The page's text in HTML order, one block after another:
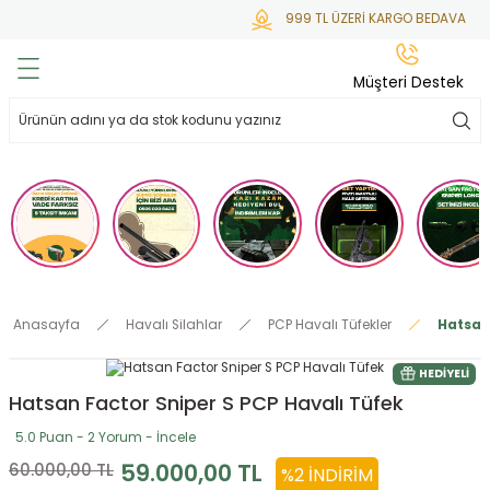
999 TL ÜZERİ KARGO BEDAVA
Anasayfa Havalı Silahlar PCP Havalı Tüfekler
HEDIYELI
Hatsan Factor Sniper S PCP Havalı Tüfek
5.0 Puan - 2 Yorum - İncele
60.000,00 TL 59.000,00 TL %2 İNDIRIM